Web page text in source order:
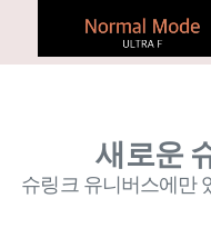
새로운
슈링크 유니버스에만